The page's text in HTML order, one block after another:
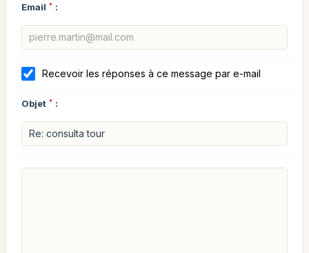
Email * :
Recevoir les réponses à ce message par e-mail
Objet * :